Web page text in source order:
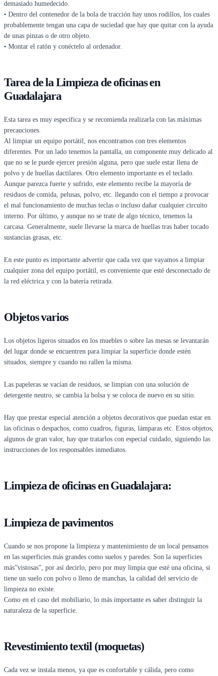
demasiado humedecido.
• Dentro del contenedor de la bola de tracción hay unos rodillos, los cuales
probablemente tengan una capa de suciedad que hay que quitar con la ayuda
de unas pinzas o de otro objeto.
• Montar el ratón y conéctelo al ordenador.
Tarea de la Limpieza de oficinas en
Guadalajara
Esta tarea es muy específica y se recomienda realizarla con las máximas
precauciones.
Al limpiar un equipo portátil, nos encontramos con tres elementos
diferentes. Por un lado tenemos la pantalla, un componente muy delicado al
que no se le puede ejercer presión alguna, pero que suele estar llena de
polvo y de huellas dactilares. Otro elemento importante es el teclado.
Aunque parezca fuerte y sufrido, este elemento recibe la mayoría de
residuos de comida, pelusas, polvo, etc. llegando con el tiempo a provocar
el mal funcionamiento de muchas teclas o incluso dañar cualquier circuito
interno. Por último, y aunque no se trate de algo técnico, tenemos la
carcasa. Generalmente, suele llevarse la marca de huellas tras haber tocado
sustancias grasas, etc.
En este punto es importante advertir que cada vez que vayamos a limpiar
cualquier zona del equipo portátil, es conveniente que esté desconectado de
la red eléctrica y con la batería retirada.
Objetos varios
Los objetos ligeros situados en los muebles o sobre las mesas se levantarán
del lugar donde se encuentren para limpiar la superficie donde estén
situados, siempre y cuando no rallen la misma.
Las papeleras se vacían de residuos, se limpian con una solución de
detergente neutro, se cambia la bolsa y se coloca de nuevo en su sitio.
Hay que prestar especial atención a objetos decorativos que puedan estar en
las oficinas o despachos, como cuadros, figuras, lámparas etc. Estos objetos,
algunos de gran valor, hay que tratarlos con especial cuidado, siguiendo las
instrucciones de los responsables inmediatos.
Limpieza de oficinas en Guadalajara:
Limpieza de pavimentos
Cuando se nos propone la limpieza y mantenimiento de un local pensamos
en las superficies más grandes como suelos y paredes. Son la superficies
más”vistosas”, por así decirlo, pero por muy limpia que esté una oficina, si
tiene un suelo con polvo o lleno de manchas, la calidad del servicio de
limpieza no existe.
Como en el caso del mobiliario, lo más importante es saber distinguir la
naturaleza de la superficie.
Revestimiento textil (moquetas)
Cada vez se instala menos, ya que es confortable y cálida, pero como